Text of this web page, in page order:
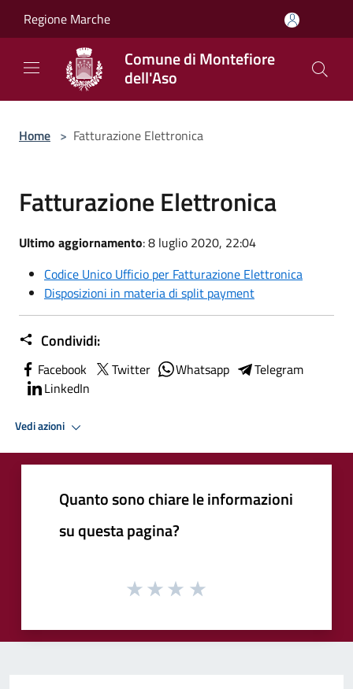
Regione Marche
Comune di Montefiore
dell'Aso
Home > Fatturazione Elettronica
Fatturazione Elettronica
Ultimo aggiornamento: 8 luglio 2020, 22:04
Codice Unico Ufficio per Fatturazione Elettronica
Disposizioni in materia di split payment
Condividi:
Facebook Twitter Whatsapp
Telegram
LinkedIn
Vedi azioni
Quanto sono chiare le informazioni
su questa pagina?